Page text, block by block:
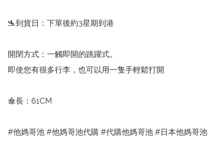
🛬到貨日：下單後約3星期到港
開閉方式：一觸即開的跳躍式。
即使您有很多行李，也可以用一隻手輕鬆打開
傘長：61CM
#他媽哥池 #他媽哥池代購 #代購他媽哥池 #日本他媽哥池